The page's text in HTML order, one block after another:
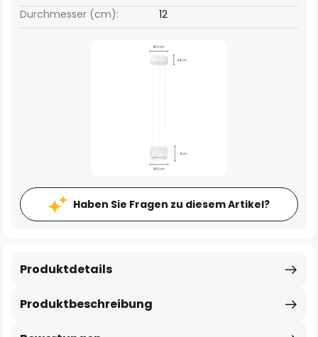
Durchmesser (cm):
12
Haben Sie Fragen zu diesem Artikel?
Produktbeschreibung
Produktdetails